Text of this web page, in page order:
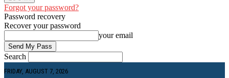
Forgot your password?
Password recovery
Recover your password
your email
Search
FRIDAY, AUGUST 7, 2026